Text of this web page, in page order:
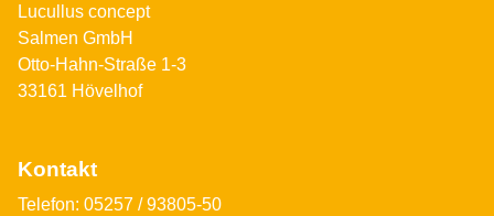
Lucullus concept
Salmen GmbH
Otto-Hahn-Straße 1-3
33161 Hövelhof
Kontakt
Telefon: 05257 / 93805-50